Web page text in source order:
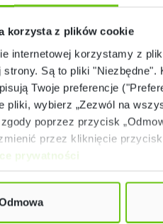
korzysta z plików cookie
internetowej korzystamy z
strony. Są to pliki
Twoje preferencje
pliki, wybierz „Zezwól na
poprzez przycisk
przez kliknięcie
prywatności